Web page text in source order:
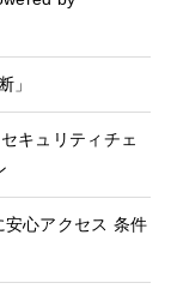
」
キュリティチェ
心アクセス 条件